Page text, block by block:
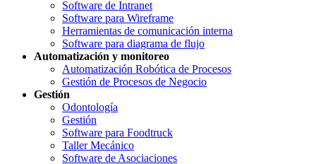
Software de Intranet
Software para Wireframe
Herramientas de comunicación interna
Software para diagrama de flujo
Automatización y monitoreo
Automatización Robótica de Procesos
Gestión de Procesos de Negocio
Gestión
Odontología
Gestión
Software para Foodtruck
Taller Mecánico
Software de Asociaciones